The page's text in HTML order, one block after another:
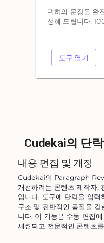
귀하의 문장을 완
성해 드립니다.
도구 열기
Cudekai의 단
내용 편집 및 개정
Cudekai의 Paragraph
개선하려는 콘텐츠 제작자,
입니다. 도구에 단락을 입
구조 및 전반적인 품질을
니다. 이 기능은 수동 편집
세련되고 전문적인 콘텐츠